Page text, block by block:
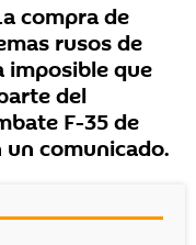
compra de
rusos de
imposible que
del
F-35 de
un comunicado.